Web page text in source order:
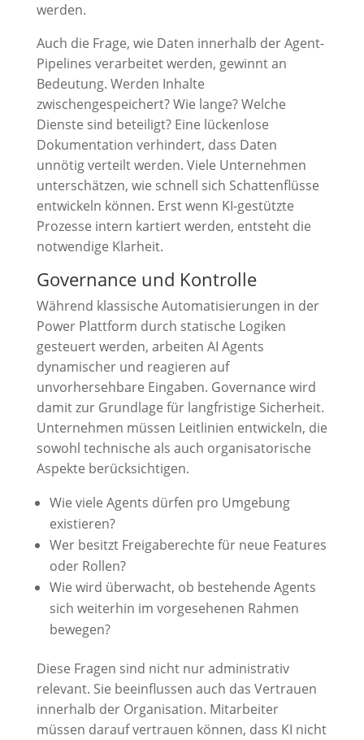
werden.
Auch die Frage, wie Daten innerhalb der Agent-
Pipelines verarbeitet werden, gewinnt an
Bedeutung. Werden Inhalte
zwischengespeichert? Wie lange? Welche
Dienste sind beteiligt? Eine lückenlose
Dokumentation verhindert, dass Daten
unnötig verteilt werden. Viele Unternehmen
unterschätzen, wie schnell sich Schattenflüsse
entwickeln können. Erst wenn KI-gestützte
Prozesse intern kartiert werden, entsteht die
notwendige Klarheit.
Governance und Kontrolle
Während klassische Automatisierungen in der
Power Plattform durch statische Logiken
gesteuert werden, arbeiten AI Agents
dynamischer und reagieren auf
unvorhersehbare Eingaben. Governance wird
damit zur Grundlage für langfristige Sicherheit.
Unternehmen müssen Leitlinien entwickeln, die
sowohl technische als auch organisatorische
Aspekte berücksichtigen.
Wie viele Agents dürfen pro Umgebung
existieren?
Wer besitzt Freigaberechte für neue Features
oder Rollen?
Wie wird überwacht, ob bestehende Agents
sich weiterhin im vorgesehenen Rahmen
bewegen?
Diese Fragen sind nicht nur administrativ
relevant. Sie beeinflussen auch das Vertrauen
innerhalb der Organisation. Mitarbeiter
müssen darauf vertrauen können, dass KI nicht